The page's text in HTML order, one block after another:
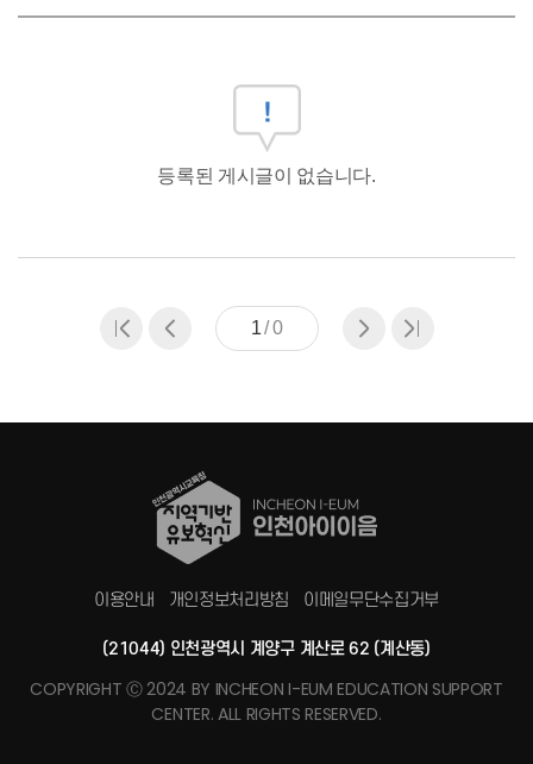
등록된 게시글이 없습니다.
1/0
이용안내 개인정보처리방침 이메일무단수집거부
(21044) 인천광역시 계양구 계산로 62 (계산동)
COPYRIGHT Ⓒ 2024 BY INCHEON I-EUM EDUCATION SUPPORT
CENTER. ALL RIGHTS RESERVED.